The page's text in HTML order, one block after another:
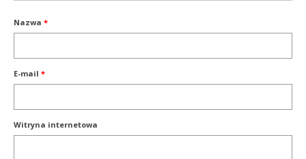
Nazwa *
E-mail *
Witryna internetowa